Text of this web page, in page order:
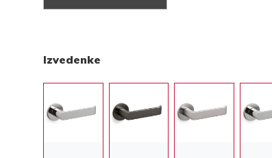
Izvedenke